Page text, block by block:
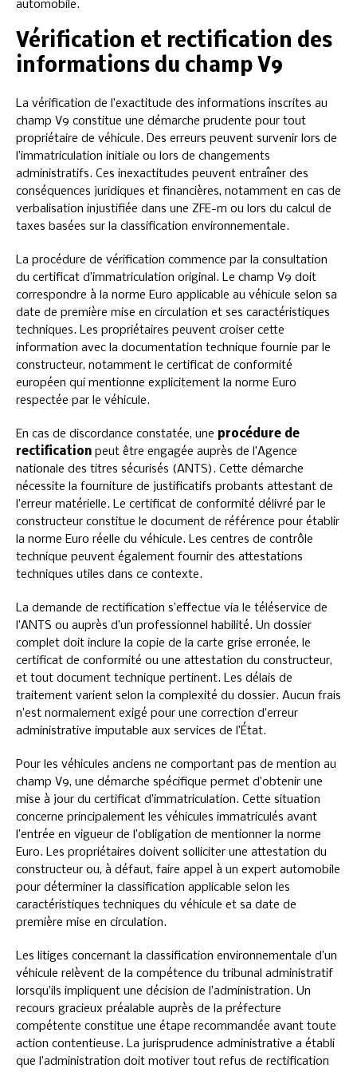
automobile.
Vérification et rectification des
informations du champ V9
La vérification de l’exactitude des informations inscrites au
champ V9 constitue une démarche prudente pour tout
propriétaire de véhicule. Des erreurs peuvent survenir lors de
l’immatriculation initiale ou lors de changements
administratifs. Ces inexactitudes peuvent entraîner des
conséquences juridiques et financières, notamment en cas de
verbalisation injustifiée dans une ZFE-m ou lors du calcul de
taxes basées sur la classification environnementale.
La procédure de vérification commence par la consultation
du certificat d’immatriculation original. Le champ V9 doit
correspondre à la norme Euro applicable au véhicule selon sa
date de première mise en circulation et ses caractéristiques
techniques. Les propriétaires peuvent croiser cette
information avec la documentation technique fournie par le
constructeur, notamment le certificat de conformité
européen qui mentionne explicitement la norme Euro
respectée par le véhicule.
En cas de discordance constatée, une procédure de
rectification peut être engagée auprès de l’Agence
nationale des titres sécurisés (ANTS). Cette démarche
nécessite la fourniture de justificatifs probants attestant de
l’erreur matérielle. Le certificat de conformité délivré par le
constructeur constitue le document de référence pour établir
la norme Euro réelle du véhicule. Les centres de contrôle
technique peuvent également fournir des attestations
techniques utiles dans ce contexte.
La demande de rectification s’effectue via le téléservice de
l’ANTS ou auprès d’un professionnel habilité. Un dossier
complet doit inclure la copie de la carte grise erronée, le
certificat de conformité ou une attestation du constructeur,
et tout document technique pertinent. Les délais de
traitement varient selon la complexité du dossier. Aucun frais
n’est normalement exigé pour une correction d’erreur
administrative imputable aux services de l’État.
Pour les véhicules anciens ne comportant pas de mention au
champ V9, une démarche spécifique permet d’obtenir une
mise à jour du certificat d’immatriculation. Cette situation
concerne principalement les véhicules immatriculés avant
l’entrée en vigueur de l’obligation de mentionner la norme
Euro. Les propriétaires doivent solliciter une attestation du
constructeur ou, à défaut, faire appel à un expert automobile
pour déterminer la classification applicable selon les
caractéristiques techniques du véhicule et sa date de
première mise en circulation.
Les litiges concernant la classification environnementale d’un
véhicule relèvent de la compétence du tribunal administratif
lorsqu’ils impliquent une décision de l’administration. Un
recours gracieux préalable auprès de la préfecture
compétente constitue une étape recommandée avant toute
action contentieuse. La jurisprudence administrative a établi
que l’administration doit motiver tout refus de rectification